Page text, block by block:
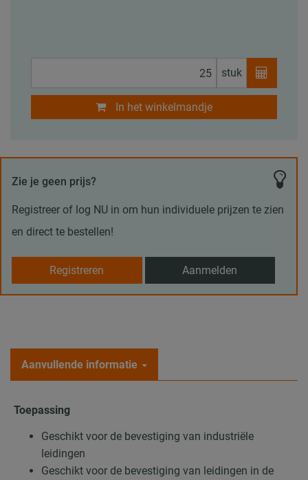
stuk
In het winkelmandje
Zie je geen prijs?
Registreer of log NU in om hun individuele prijzen te zien
en direct te bestellen!
Registreren Aanmelden
Aanvullende informatie
Toepassing
Geschikt voor de bevestiging van industriële
leidingen
Geschikt voor de bevestiging van leidingen in de